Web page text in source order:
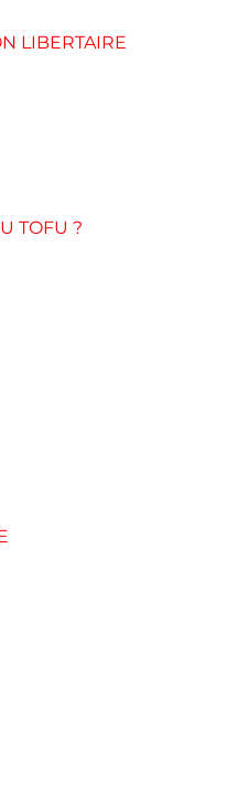
LIBERTAIRE
TOFU ?